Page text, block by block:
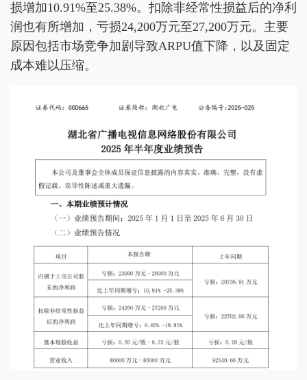
损增加10.91%至25.38%。扣除非经常性损益后的净利
润也有所增加，亏损24,200万元至27,200万元。主要
原因包括市场竞争加剧导致ARPU值下降，以及固定
成本难以压缩。